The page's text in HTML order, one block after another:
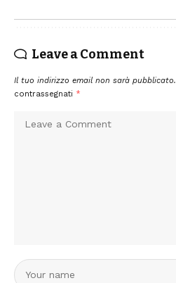
Leave a Comment
Il tuo indirizzo email non sarà pubblicato.
contrassegnati *